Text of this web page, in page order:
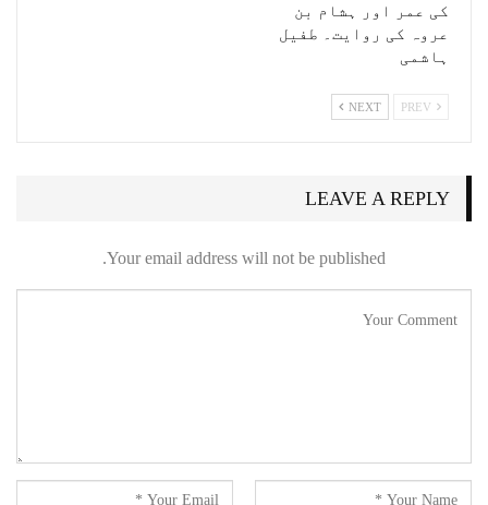
کی عمر اور ہشام بن
عروہ کی روایت۔ طفیل
ہاشمی
NEXT
LEAVE A REPLY
Your email address will not be published.